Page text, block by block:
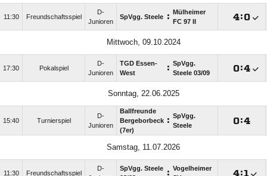
11:30 Freundschaftsspiel
D-
Junioren
SpVgg. Steele :
Mülheimer
FC 97 II
:
Mittwoch, 09.10.2024
17:30 Pokalspiel
D-
Junioren
TGD Essen-
West
: SpVgg.
Steele 03/​09
:
Sonntag, 22.06.2025
15:40 Turnierspiel
D-
Junioren
Ballfreunde
Bergeborbeck
(7er)
: SpVgg.
Steele
:
Samstag, 11.07.2026
11:30 Freundschaftsspiel
D-
SpVgg. Steele : Vogelheimer
: